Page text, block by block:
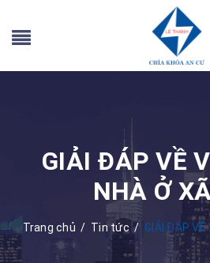
GIẢI ĐÁP VỀ
NHÀ Ở
Trang chủ / Tin tức / GIẢI ĐÁP VỀ